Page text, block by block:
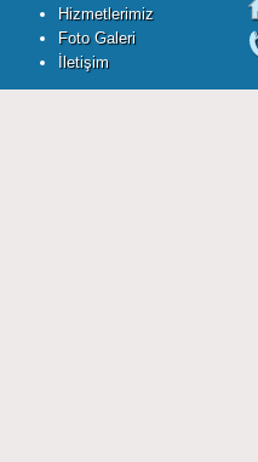
Hizmetlerimiz
Foto Galeri
İletişim